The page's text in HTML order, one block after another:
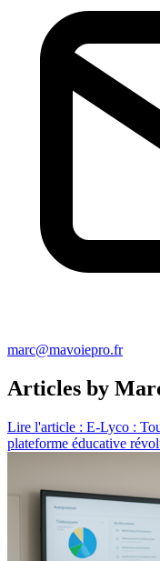
marc@mavoiepro.fr
Articles by
Lire l'article : E-Lyco :
plateforme éducative